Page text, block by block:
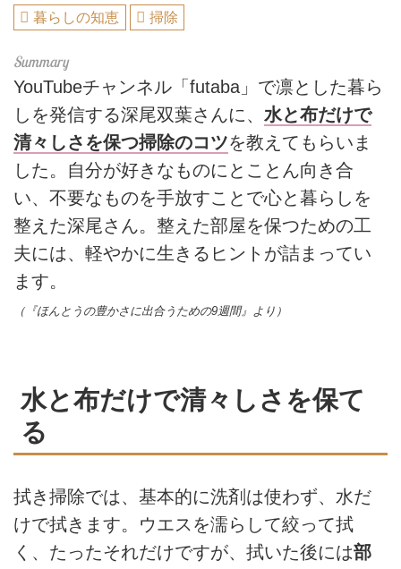
暮らしの知恵 掃除
YouTubeチャンネル「futaba」で凛とした暮ら
しを発信する深尾双葉さんに、 水と布だけで
清々しさを保つ掃除のコツを教えてもらいま
した。自分が好きなものにとことん向き合
い、不要なものを手放すことで心と暮らしを
整えた深尾さん。整えた部屋を保つための工
夫には、軽やかに生きるヒントが詰まってい
ます。
（『ほんとうの豊かさに出合うための9週間』より）
水と布だけで清々しさを保て
る
拭き掃除では、基本的に洗剤は使わず、水だ
けで拭きます。ウエスを濡らして絞って拭
く、たったそれだけですが、拭いた後には部